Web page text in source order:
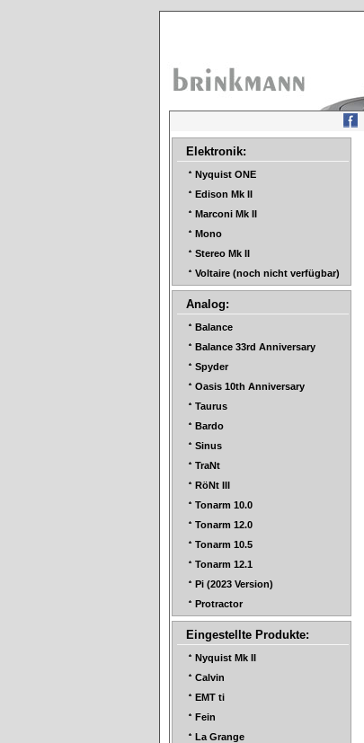
Elektronik:
Nyquist ONE
Edison Mk II
Marconi Mk II
Mono
Stereo Mk II
Voltaire (noch nicht verfügbar)
Analog:
Balance
Balance 33rd Anniversary
Spyder
Oasis 10th Anniversary
Taurus
Bardo
Sinus
TraNt
RöNt III
Tonarm 10.0
Tonarm 12.0
Tonarm 10.5
Tonarm 12.1
Pi (2023 Version)
Protractor
Eingestellte Produkte:
Nyquist Mk II
Calvin
EMT ti
Fein
La Grange